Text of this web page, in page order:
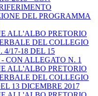
DEL PROGRAMMA
ALL'ALBO PRETORIO
DEL COLLEGIO
4/17-18 DEL 15
CON ALLEGATO N. 1
ALL'ALBO PRETORIO
DEL COLLEGIO
13 DICEMBRE 2017